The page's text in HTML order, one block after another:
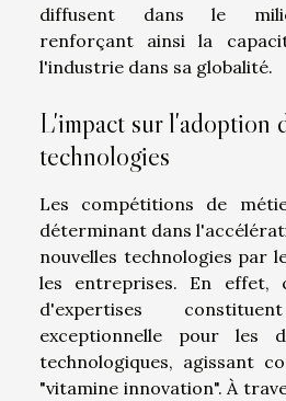
diffusent dans le
renforçant ainsi la
l'industrie dans sa globalité.
L'impact sur l'adoption
technologies
Les compétitions de
déterminant dans
nouvelles technologies par
les entreprises. En effet,
d'expertises
exceptionnelle pour les
technologiques, agissant
"vitamine innovation". À